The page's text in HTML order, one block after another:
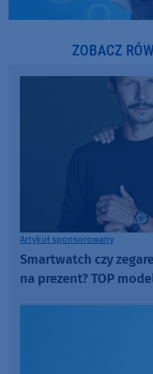
ZOBACZ
Artykuł sponsorowany
Smartwatch czy
na prezent? TOP